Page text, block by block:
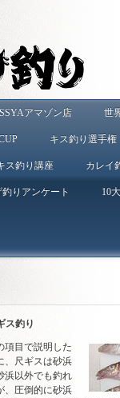
アマゾン店 世
キス釣り選手権
ス釣り講座 カレイ
りアンケート 10
ス釣り
項目で説明した
、尺ギスは砂浜
浜以外でも釣れ
、圧倒的に砂浜